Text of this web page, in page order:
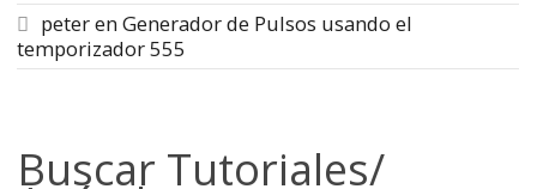
peterenGenerador de Pulsos usando el
temporizador 555
Buscar Tutoriales/